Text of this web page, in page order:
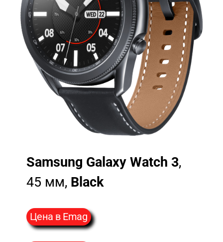
Samsung Galaxy Watch 3,
45 мм, Black
Цена в Emag